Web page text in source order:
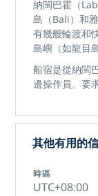
納閩巴霍（
島（Bali）和
有幾艘輪渡和
島嶼（如龍目
船宿是從納閩
邊操作員。要
其他有用的
時區
UTC+08:00